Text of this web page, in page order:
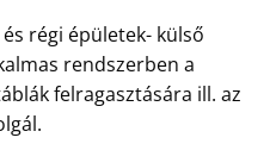
régi épületek- külső
rendszerben a
felragasztására ill. az